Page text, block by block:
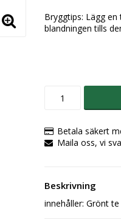
Bryggtips: Lägg
blandningen tills
Betala säkert
Maila oss, vi
Beskrivning
innehåller: Grönt te